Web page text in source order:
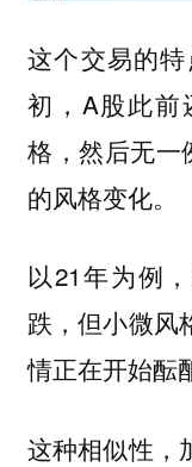
这个交易的
初，A股此前
格，然后无一
的风格变化。
以21年为例
跌，但小微风
情正在开始酝
这种相似性，